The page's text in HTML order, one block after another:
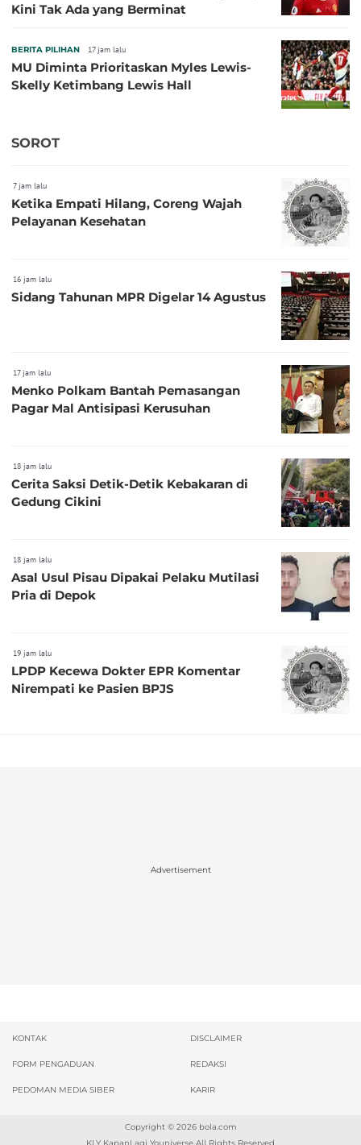
Kini Tak Ada yang Berminat
BERITA PILIHAN 17 jam lalu
MU Diminta Prioritaskan Myles Lewis-
Skelly Ketimbang Lewis Hall
SOROT
7 jam lalu
Ketika Empati Hilang, Coreng Wajah
Pelayanan Kesehatan
16 jam lalu
Sidang Tahunan MPR Digelar 14 Agustus
17 jam lalu
Menko Polkam Bantah Pemasangan
Pagar Mal Antisipasi Kerusuhan
18 jam lalu
Cerita Saksi Detik-Detik Kebakaran di
Gedung Cikini
18 jam lalu
Asal Usul Pisau Dipakai Pelaku Mutilasi
Pria di Depok
19 jam lalu
LPDP Kecewa Dokter EPR Komentar
Nirempati ke Pasien BPJS
Advertisement
KONTAK DISCLAIMER
FORM PENGADUAN REDAKSI
PEDOMAN MEDIA SIBER KARIR
Copyright © 2026 bola.com